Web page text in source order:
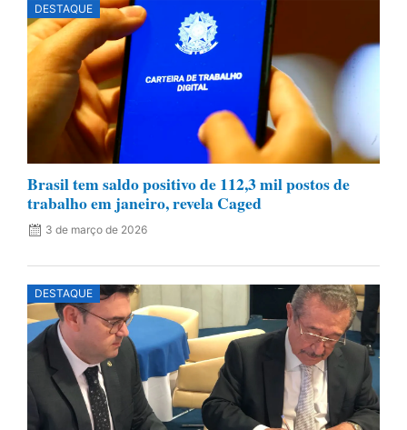
DESTAQUE
Brasil tem saldo positivo de 112,3 mil postos de
trabalho em janeiro, revela Caged
3 de março de 2026
DESTAQUE